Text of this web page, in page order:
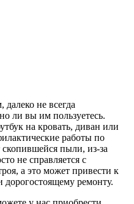
далеко не всегда
ли вы им пользуетесь.
на кровать, диван или
работы по
пыли, из-за
не справляется с
а это может привести к
дорогостоящему ремонту.